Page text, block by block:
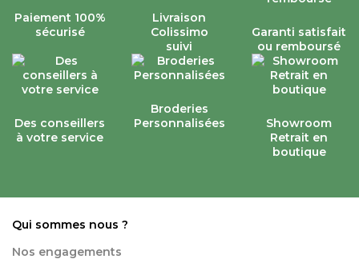
Paiement 100%
sécurisé
Livraison
Colissimo
suivi
Garanti satisfait
ou remboursé
Des conseillers
à votre service
Broderies
Personnalisées
Showroom
Retrait en
boutique
Qui sommes nous ?
Nos engagements